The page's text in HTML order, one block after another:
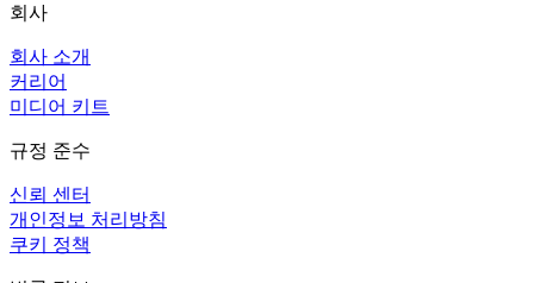
회사
회사 소개
커리어
미디어 키트
규정 준수
신뢰 센터
개인정보 처리방침
쿠키 정책